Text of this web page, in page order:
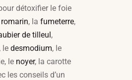
détoxifier le foie
romarin, la fumeterre,
de tilleul,
, le desmodium, le
le noyer, la carotte
les conseils d’un